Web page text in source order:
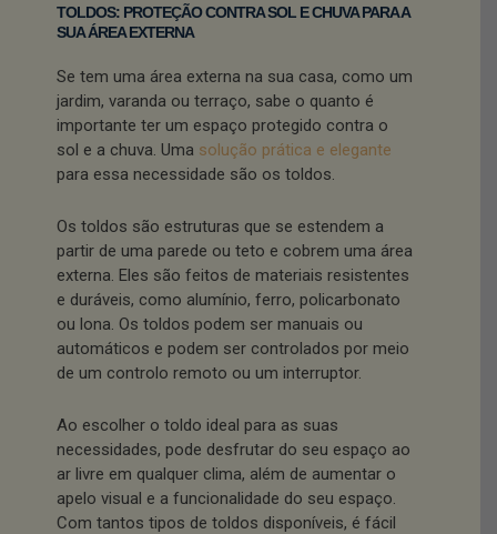
TOLDOS: PROTEÇÃO CONTRA SOL E CHUVA PARA A
SUA ÁREA EXTERNA
Se tem uma área externa na sua casa, como um
jardim, varanda ou terraço, sabe o quanto é
importante ter um espaço protegido contra o
sol e a chuva. Uma solução prática e elegante
para essa necessidade são os toldos.
Os toldos são estruturas que se estendem a
partir de uma parede ou teto e cobrem uma área
externa. Eles são feitos de materiais resistentes
e duráveis, como alumínio, ferro, policarbonato
ou lona. Os toldos podem ser manuais ou
automáticos e podem ser controlados por meio
de um controlo remoto ou um interruptor.
Ao escolher o toldo ideal para as suas
necessidades, pode desfrutar do seu espaço ao
ar livre em qualquer clima, além de aumentar o
apelo visual e a funcionalidade do seu espaço.
Com tantos tipos de toldos disponíveis, é fácil